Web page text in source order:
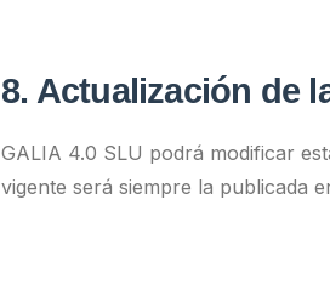
8. Actualización de
GALIA 4.0 SLU podrá modificar
vigente será siempre la publicada